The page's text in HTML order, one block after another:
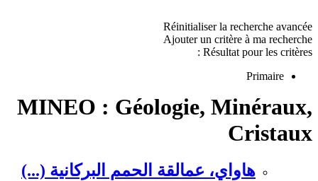
Réinitialiser la recherche avancée
Ajouter un critère à ma recherche
Résultat pour les critères :
Primaire
MINEO : Géologie, Minéraux,
Cristaux
هاواي، عمالقة الحمم البركانية (...)